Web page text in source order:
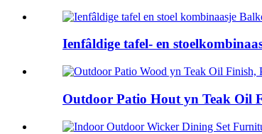
Ienfâldige tafel- en
Outdoor Patio Hout yn Teak Oil